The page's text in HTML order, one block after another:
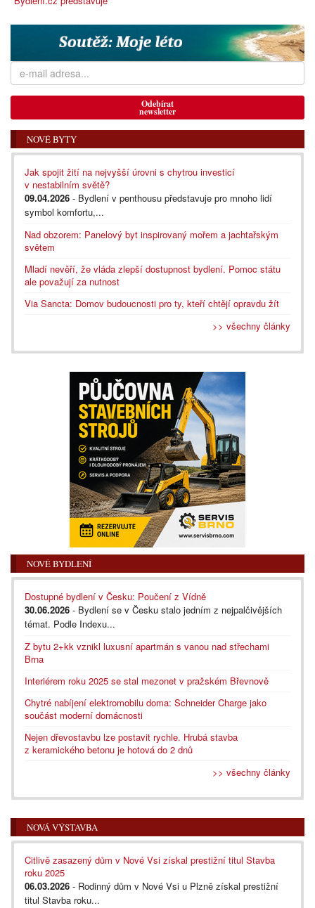
Odebírat
newsletter
NOVÉ BYTY
Jak spojit žití na nejvyšší úrovni s chytrou investicí
v nestabilním světě?
09.04.2026 - Bydlení v penthousu představuje pro mnoho lidí
symbol komfortu,...
Nad obzorem: Panelový byt inspirovaný mořem a jachtařským
světem
Mladí nevěří, že vláda zlepší dostupnost bydlení. Pomoc státu
ale považují za nutnost
Via Sancta: Domov budoucnosti pro ty, kteří chtějí opravdu žít
>> všechny články
NOVÉ BYDLENÍ
Dostupné bydlení v Česku: Poučení z Vídně
30.06.2026 - Bydlení se v Česku stalo jedním z nejpalčivějších
témat. Podle Indexu...
Z bytu 2+kk vznikl luxusní apartmán s vanou nad střechami
Brna
Interiérem roku 2025 se stal mezonet v pražském Břevnově
Chytré nabíjení elektromobilu doma: Schneider Charge jako
součást moderní domácnosti
Nejen dřevostavbu lze postavit rychle. Hrubá stavba
z keramického betonu je hotová do 2 dnů
>> všechny články
NOVÁ VÝSTAVBA
Citlivě zasazený dům v Nové Vsi získal prestižní titul Stavba
roku 2025
06.03.2026 - Rodinný dům v Nové Vsi u Plzně získal prestižní
titul Stavba roku...